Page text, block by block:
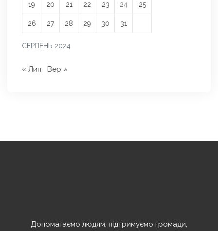
СЕРПЕНЬ 2024
19 20 21 22 23 24 25
26 27 28 29 30 31
« Лип Вер »
Допомагаємо людям, підтримуємо громади,